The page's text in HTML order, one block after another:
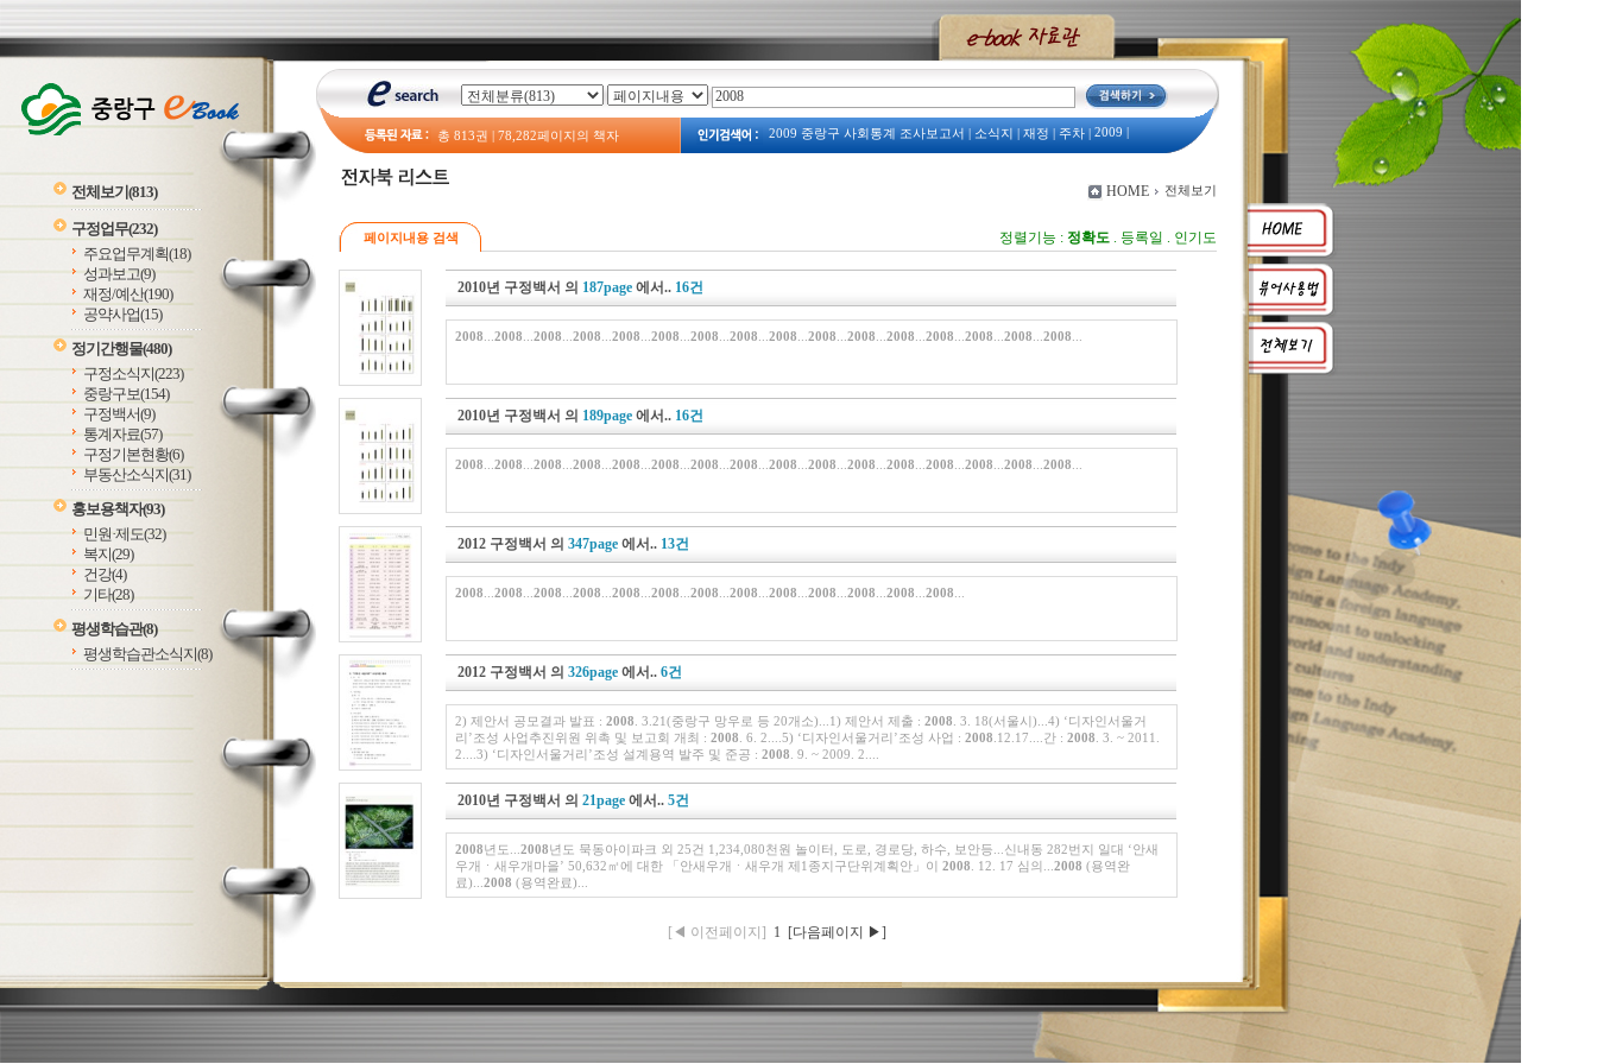
전체보기 (813)
구정업무(232)
주요업무계획(18)
성과보고(9)
재정/예산(190)
공약사업(15)
정기간행물(480)
구정소식지(223)
중랑구보(154)
구정백서(9)
통계자료(57)
구정기본현황(6)
부동산소식지(31)
홍보용책자(93)
민원·제도(32)
복지(29)
건강(4)
기타(28)
평생학습관(8)
평생학습관소식지(8)
총 813권 | 78,282페이지의 책자 2009 중랑구 사회통계 조사보고서 소식지 재정 주차 2009
예산서 |2008
HOME 전체보기
페이지내용 검색 정렬기능 : 정확도. 등록일 . 인기도
2010년 구정백서 의 187page 에서.. 16건
2008 ...2008 ...2008 ...2008 ...2008 ...2008 ...2008 ...2008 ...2008 ...2008 ...2008 ...2008 ...2008 ...2008 ...2008 ...2008
2010년 구정백서 의 189page 에서.. 16건
2008 ...2008 ...2008 ...2008 ...2008 ...2008 ...2008 ...2008 ...2008 ...2008 ...2008 ...2008 ...2008 ...2008 ...2008 ...2008
2012 구정백서 의347page 에서.. 13건
2008 ...2008 ...2008 ...2008 ...2008 ...2008 ...2008 ...2008 ...2008 ...2008 ...2008 ...2008 ...2008
2012 구정백서 의326page 에서.. 6건
2) 제안서 공모결과 발표 :2008 . 3.21(중랑구 망우로 등 20개소)...1) 제안서 제출 :2008
. 3. 18(서울시)...4) ‘디자인서울거
리’조성 사업추진위원 위촉 및 보고회 개최 :2008 . 6. 2....5) ‘디자인서울거리’조성 사업 :2008 .12.17....간 :2008
. 3. ~ 2011.
2....3) ‘디자인서울거리’조성 설계용역 발주 및 준공 :2008 . 9. ~ 2009. 2....
2010년 구정백서 의21page 에서.. 5건
2008년도...2008년도 묵동아이파크 외 25건 1,234,080천원 놀이터, 도로, 경로당, 하수, 보안등...신내동 282번지 일대 ‘안새
우개ㆍ새우개마을’ 50,632㎡에 대한 「안새우개ㆍ새우개 제1종지구단위계획안」이2008 . 12. 17 심의...2008 (용역완
료)...2008 (용역완료)...
[◀ 이전페이지] 1 [다음페이지 ▶]